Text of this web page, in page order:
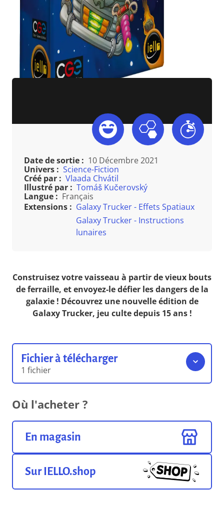
Date de sortie : 10 Décembre 2021
Univers : Science-Fiction
Créé par : Vlaada Chvátil
Illustré par : Tomáš Kučerovský
Langue : Français
Extensions : Galaxy Trucker - Effets Spatiaux
Galaxy Trucker - Instructions
lunaires
Construisez votre vaisseau à partir de vieux bouts
de ferraille, et envoyez-le défier les dangers de la
galaxie ! Découvrez une nouvelle édition de
Galaxy Trucker, jeu culte depuis 15 ans !
Fichier à télécharger
1 fichier
Règles du jeu
12.52 Mo Format pdf
Où l'acheter ?
En magasin
Sur IELLO.shop